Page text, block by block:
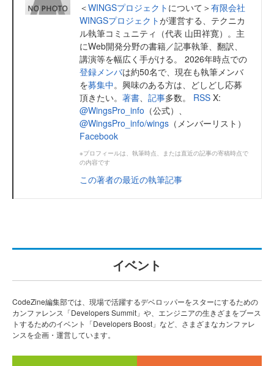
＜WINGSプロジェクト について＞有限会社
WINGSプロジェクトが運営する、テクニカ
ル執筆コミュニティ（代表 山田祥寛）。主
にWeb開発分野の書籍／記事執筆、翻訳、
講演等を幅広く手がける。 2026年時点での
登録メンバは約50名で、現在も執筆メンバ
を募集中。興味のある方は、どしどし応募
頂きたい。 著書 記事多数。 RSS X:
@WingsPro_info （公式）、
@WingsPro_info/wings （メンバーリスト）
Facebook
※プロフィールは、執筆時点、または直近の記事の寄稿時点で
の内容です
この著者の最近の執筆記事
イベント
CodeZine編集部では、現場で活躍するデベロッパーをスターにするための
カンファレンス「Developers Summit」や、エンジニアの生きざまをブース
トするためのイベント「Developers Boost」など、さまざまなカンファレ
ンスを企画・運営しています。